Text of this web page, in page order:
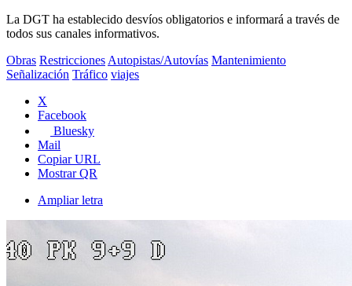
La DGT ha establecido desvíos obligatorios e informará a través de
todos sus canales informativos.
Obras Restricciones Autopistas/Autovías Mantenimiento
Señalización Tráfico viajes
X
Facebook
Bluesky
Mail
Copiar URL
Mostrar QR
Ampliar letra